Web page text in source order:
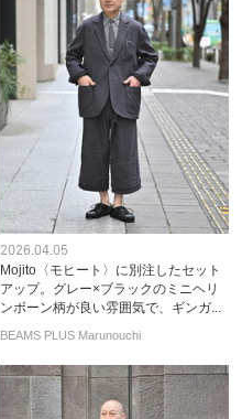
2026.04.05
Mojito〈モヒート〉に別注したセット
アップ。グレー×ブラックのミニヘリ
ンボーン柄が良い雰囲気で、ギンガ...
BEAMS PLUS Marunouchi